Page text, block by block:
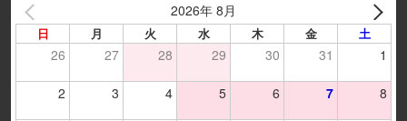
2026年 8月
日 月 火 水 木 金 土
26 27 28 29 30 31 1
2 3 4 5 6 7 8